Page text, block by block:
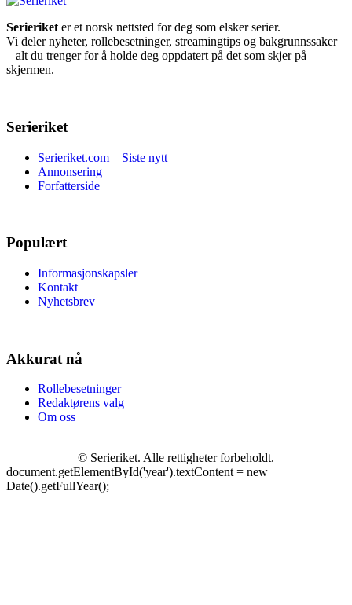
Serieriket er et norsk nettsted for deg som elsker serier.
Vi deler nyheter, rollebesetninger, streamingtips og bakgrunnssaker
– alt du trenger for å holde deg oppdatert på det som skjer på
skjermen.
Serieriket
Serieriket.com – Siste nytt
Annonsering
Forfatterside
Populært
Informasjonskapsler
Kontakt
Nyhetsbrev
Akkurat nå
Rollebesetninger
Redaktørens valg
Om oss
© Serieriket. Alle rettigheter forbeholdt.
document.getElementById('year').textContent = new
Date().getFullYear();